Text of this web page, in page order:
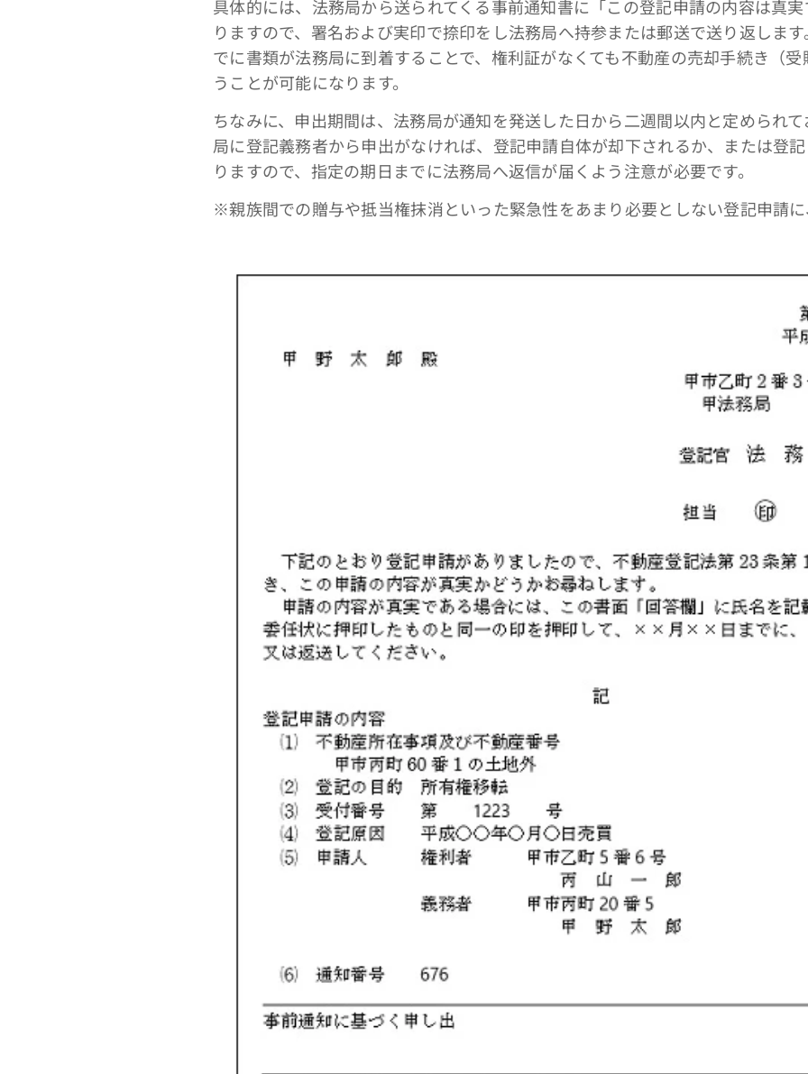
具体的には、法務局から送られてくる事前通知書に「この登記申請の内容は真
りますので、署名および実印で捺印をし法務局へ持参または郵送で送り返しま
でに書類が法務局に到着することで、権利証がなくても不動産の売却手続き（
うことが可能になります。
ちなみに、申出期間は、法務局が通知を発送した日から二週間以内と定められ
局に登記義務者から申出がなければ、登記申請自体が却下されるか、または登
りますので、指定の期日までに法務局へ返信が届くよう注意が必要です。
※親族間での贈与や抵当権抹消といった緊急性をあまり必要としない登記申請